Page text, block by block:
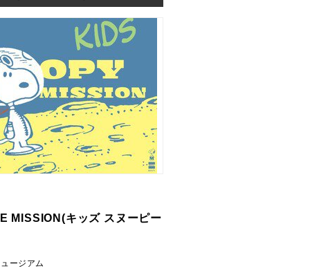
MISSION(キッズ スヌーピー
ージアム